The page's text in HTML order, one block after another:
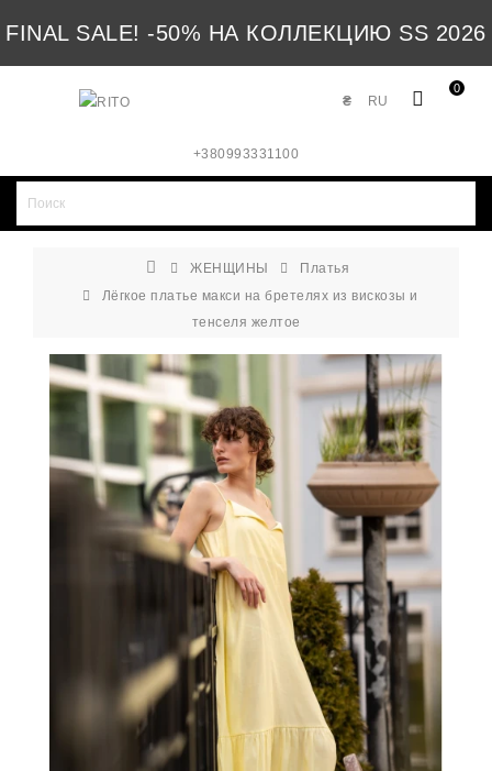
FINAL SALE! -50% НА КОЛЛЕКЦИЮ SS 2026
0
RU
₴
+380993331100
ЖЕНЩИНЫ
Платья
Лёгкое платье макси на бретелях из вискозы и
тенселя желтое